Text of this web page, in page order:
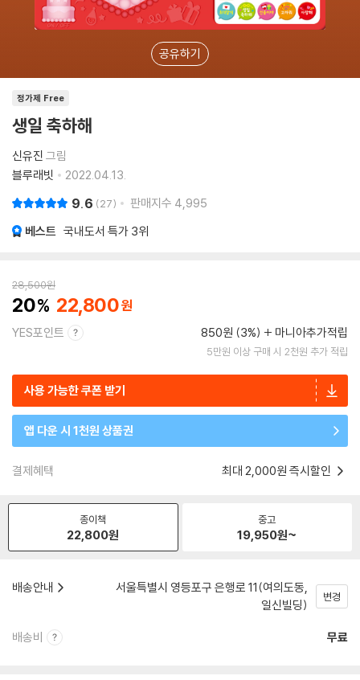
공유하기
정가제 Free
생일 축하해
신유진 그림
블루래빗
2022.04.13.
9.6 27 판매지수 4,995
베스트 국내도서 특가 3위
28,500원
20 22,800
YES포인트 850원 (3%) 마니아추가적립
5만원 이상 구매 시 2천원 추가 적립
사용 가능한 쿠폰 받기
앱 다운 시 1천원 상품권
결제혜택 최대 2,000원 즉시할인
종이책
22,800원
중고
19,950원~
배송안내
서울특별시 영등포구 은행로 11(여의도동,
일신빌딩)
변경
배송비 무료